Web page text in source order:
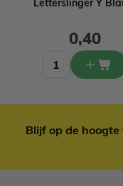
Letterslinger Y
0,40
Blijf op de